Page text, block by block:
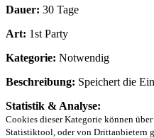
Dauer: 30 Tage
Art: 1st Party
Kategorie: Notwendig
Beschreibung: Speichert die
Statistik & Analyse:
Cookies dieser Kategorie können
Statistiktool, oder von Drittanbietern